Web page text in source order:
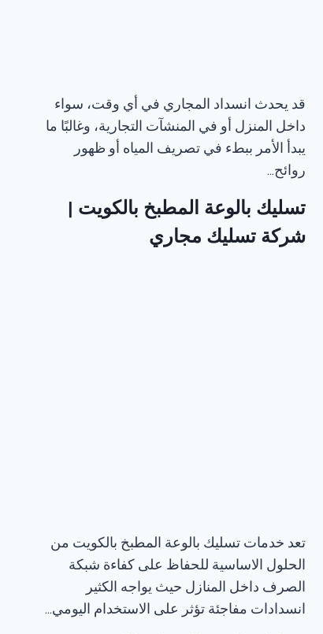
قد يحدث انسداد المجاري في أي وقت، سواء
داخل المنزل أو في المنشآت التجارية، وغالبًا ما
يبدأ الأمر ببطء في تصريف المياه أو ظهور
روائح…
تسليك بالوعة المطبخ بالكويت​ |
شركة تسليك مجاري
تعد خدمات تسليك بالوعة المطبخ بالكويت من
الحلول الاساسية للحفاظ على كفاءة شبكة
الصرف داخل المنازل حيث يواجه الكثير
انسدادات مفاجئة تؤثر على الاستخدام اليومي…